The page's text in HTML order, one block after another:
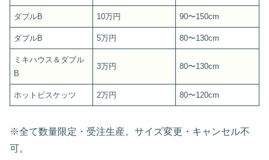
ダブルB 10万円 90〜150cm
ダブルB 5万円 80〜130cm
ミキハウス＆ダブル
B
3万円 80〜130cm
ホットビスケッツ 2万円 80〜120cm
※全て数量限定・受注生産。サイズ変更・キャンセル不
可。